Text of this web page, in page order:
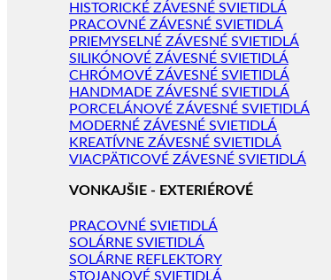
HISTORICKÉ ZÁVESNÉ SVIETIDLÁ
PRACOVNÉ ZÁVESNÉ SVIETIDLÁ
PRIEMYSELNÉ ZÁVESNÉ SVIETIDLÁ
SILIKÓNOVÉ ZÁVESNÉ SVIETIDLÁ
CHRÓMOVÉ ZÁVESNÉ SVIETIDLÁ
HANDMADE ZÁVESNÉ SVIETIDLÁ
PORCELÁNOVÉ ZÁVESNÉ SVIETIDLÁ
MODERNÉ ZÁVESNÉ SVIETIDLÁ
KREATÍVNE ZÁVESNÉ SVIETIDLÁ
VIACPÄTICOVÉ ZÁVESNÉ SVIETIDLÁ
VONKAJŠIE - EXTERIÉROVÉ
PRACOVNÉ SVIETIDLÁ
SOLÁRNE SVIETIDLÁ
SOLÁRNE REFLEKTORY
STOJANOVÉ SVIETIDLÁ